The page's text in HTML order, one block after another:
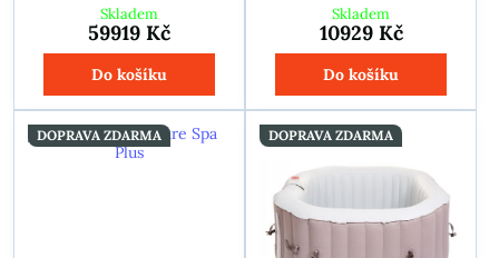
Skladem
59919 Kč
Do košíku
Skladem
10929 Kč
Do košíku
DOPRAVA ZDARMA DOPRAVA ZDARMA